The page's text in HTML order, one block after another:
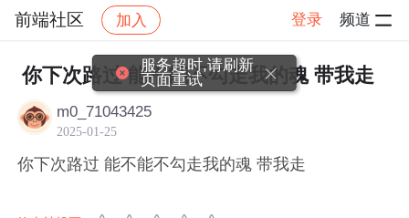
前端社区 加入 登录 频道
社区 前端社区 感慨 帖子详情
你下次路过 能不能不勾走我的魂 带我走
m0_71043425
2025-01-25
你下次路过 能不能不勾走我的魂 带我走
服务超时,请刷新
页面重试